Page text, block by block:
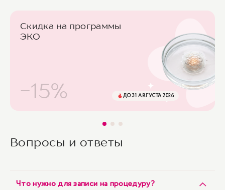
Скидка на программы
ЭКО
-15% ДО 31 АВГУСТА 2026
Вопросы и ответы
Что нужно для записи на процедуру?